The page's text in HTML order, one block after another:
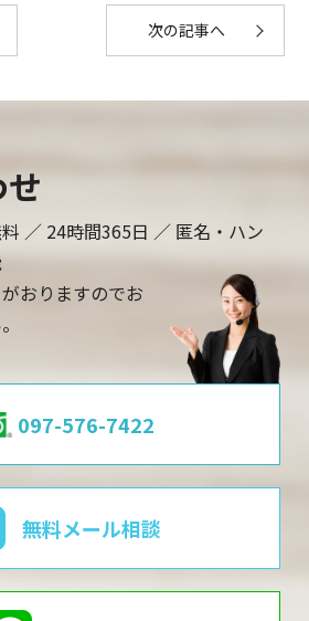
次の記事へ
／ 24時間365日 ／ 匿名・ハン
おりますのでお
097-576-7422
無料メール相談